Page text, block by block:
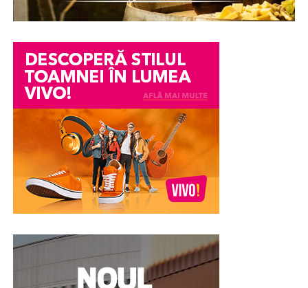
într-un conflict personal, o neînțelegere între colegi
serioase asupra imaginii și credibilității unei persoane.
Din păcate, chiar și atunci când acuzațiile se dovedesc
ulterior nefondate, efectele asupra reputației pot
persista. Încrederea colegilor, a angajatorului sau chiar a
membrilor familiei poate fi afectată, iar procesul de
recâștigare a acesteia poate fi dificil.
În astfel de împrejurări, unele persoane aleg în mod
voluntar să efectueze un test poligraf pentru a susține
veridicitatea declarațiilor lor. Examinarea nu stabilește
însă poate constitui un element suplimentar de
evaluare și poate contribui la clarificarea
circumstanțelor în care au apărut suspiciunile.